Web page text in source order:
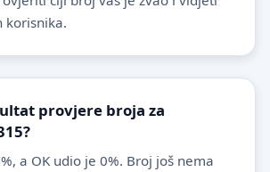
korisnika.
provjere broja za
a OK udio je 0%. Broj još nema